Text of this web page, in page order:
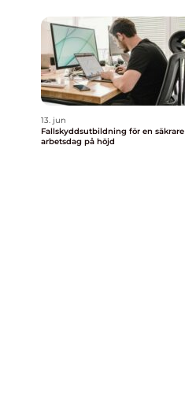
13. jun
Fallskyddsutbildning för en säkrare
arbetsdag på höjd